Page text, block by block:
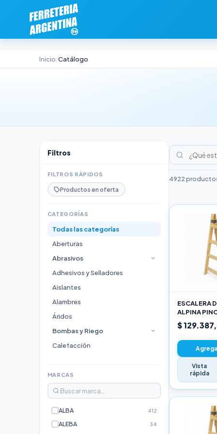
Inicio/Catálogo
Filtros
FILTROS RÁPIDOS
Productos en oferta
CATEGORÍAS
Todas las categorías
Aberturas
Abrasivos
Adhesivos y Selladores
Aislantes
Alambres
Áridos
Bombas y Riego
Calefacción
Durlock
Electricidad e Iluminación
MARCAS
ALBA 412
ALEBA 34
4922
ESCALERA
ALPINA
3,00M PRO
$
Vista
rápida